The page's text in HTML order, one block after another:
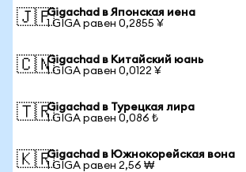
🇯🇵Gigachad в Японская иена
1 GIGA равен 0,2855 ¥
🇨🇳Gigachad в Китайский юань
1 GIGA равен 0,0122 ¥
🇹🇷Gigachad в Турецкая лира
1 GIGA равен 0,086 ₺
🇰🇷Gigachad в Южнокорейская вона
1 GIGA равен 2,56 ₩